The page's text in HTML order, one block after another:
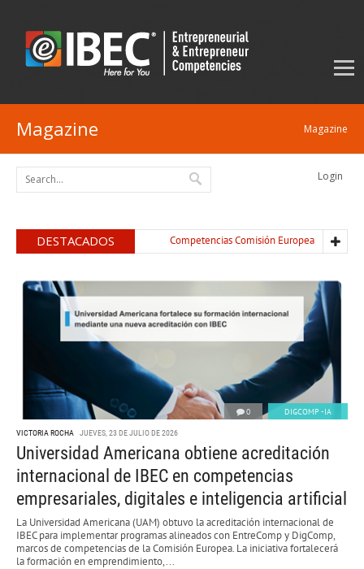
Magazine Magazine
Login
DESTACADOS Competencias Comisión Europea
0 DIGCOMP -IA
VICTORIA ROCHA JUEVES, 23 DE JULIO DE 2026
Universidad Americana obtiene acreditación
internacional de IBEC en competencias
empresariales, digitales e inteligencia artificial
La Universidad Americana (UAM) obtuvo la acreditación internacional de
IBEC para implementar programas alineados con EntreComp y DigComp,
marcos de competencias de la Comisión Europea. La iniciativa fortalecerá
la formación en emprendimiento,...